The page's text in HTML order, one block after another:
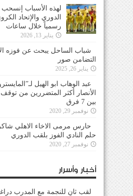
لهذه الأسباب
الدوري والإتحاد
رسمياً خلال ساعات
يناير 13, 2026
شباب الساحل يبحث عن فوزه
التضامن صور
يناير 26, 2025
عبد الوهاب ابو الهيل
الأنصار أكثر المتضررين من
بين 7 فرق
نوفمبر 29, 2020
حارس مرمى الاخاء الاهلي
حلم النادي الفوز بلقب الدوري
نوفمبر 27, 2020
أخبار وأسرار
لقب ثانٍ للنجمة مع المدرب